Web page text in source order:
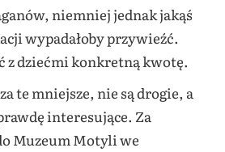
niemniej jednak jakąś
wypadałoby przywieźć.
z dziećmi konkretną kwotę.
te mniejsze, nie są drogie, a
interesujące. Za
Muzeum Motyli we